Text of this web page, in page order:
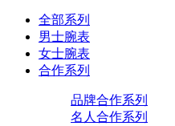
全部系列
男士腕表
女士腕表
合作系列
品牌合作系列
名人合作系列